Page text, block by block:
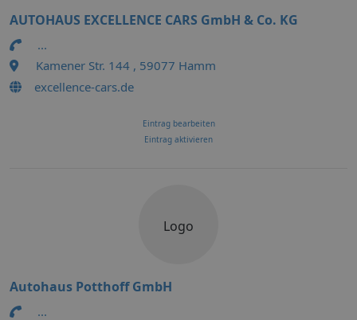
AUTOHAUS EXCELLENCE CARS GmbH & Co. KG
...
Kamener Str. 144 , 59077 Hamm
excellence-cars.de
Eintrag bearbeiten
Eintrag aktivieren
Logo
Autohaus Potthoff GmbH
...